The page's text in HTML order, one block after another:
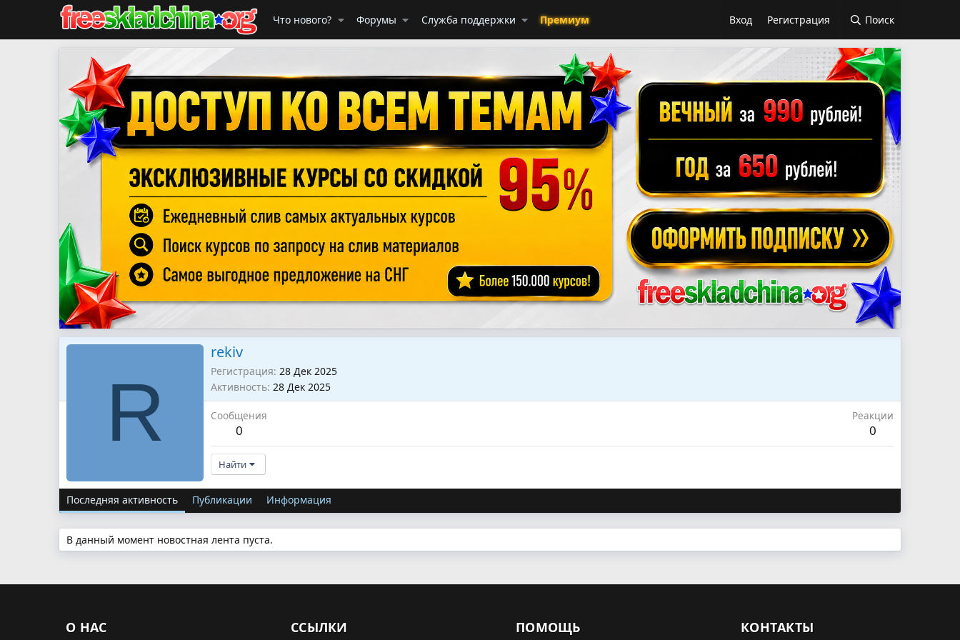
Что нового? Форумы Служба поддержки Премиум Вход Регистрация Поиск
R
rekiv
Регистрация 28 Дек 2025
Активность 28 Дек 2025
Сообщения
0
Реакции
0
Найти
Последняя активность Публикации Информация
В данный момент новостная лента пуста.
О НАС ССЫЛКИ ПОМОЩЬ КОНТАКТЫ